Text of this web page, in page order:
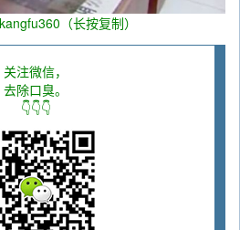
（长按复制）
关注微信，
去除口臭。
👇👇👇